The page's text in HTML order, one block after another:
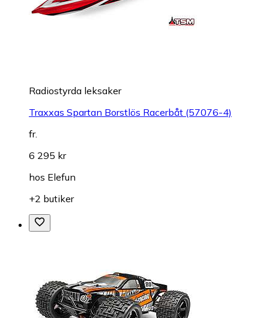
Radiostyrda leksaker
Traxxas Spartan Borstlös Racerbåt (57076-4)
fr.
6 295 kr
hos Elefun
+2 butiker